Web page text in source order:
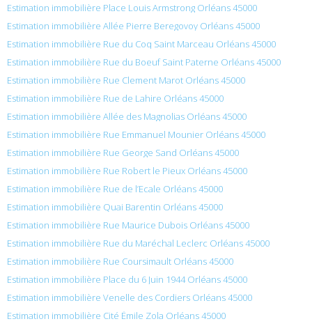
Estimation immobilière Place Louis Armstrong Orléans 45000
Estimation immobilière Allée Pierre Beregovoy Orléans 45000
Estimation immobilière Rue du Coq Saint Marceau Orléans 45000
Estimation immobilière Rue du Boeuf Saint Paterne Orléans 45000
Estimation immobilière Rue Clement Marot Orléans 45000
Estimation immobilière Rue de Lahire Orléans 45000
Estimation immobilière Allée des Magnolias Orléans 45000
Estimation immobilière Rue Emmanuel Mounier Orléans 45000
Estimation immobilière Rue George Sand Orléans 45000
Estimation immobilière Rue Robert le Pieux Orléans 45000
Estimation immobilière Rue de l’Ecale Orléans 45000
Estimation immobilière Quai Barentin Orléans 45000
Estimation immobilière Rue Maurice Dubois Orléans 45000
Estimation immobilière Rue du Maréchal Leclerc Orléans 45000
Estimation immobilière Rue Coursimault Orléans 45000
Estimation immobilière Place du 6 Juin 1944 Orléans 45000
Estimation immobilière Venelle des Cordiers Orléans 45000
Estimation immobilière Cité Émile Zola Orléans 45000